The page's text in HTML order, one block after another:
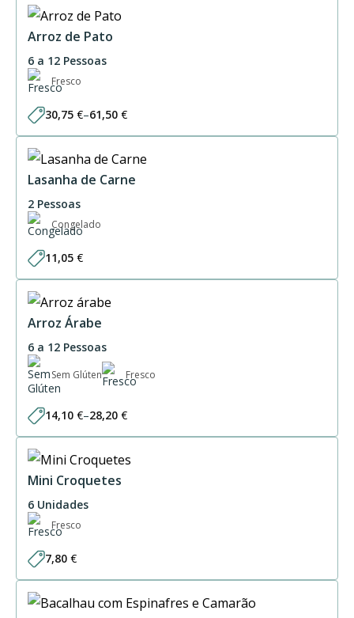
Arroz de Pato
6 a 12 Pessoas
Fresco
30,75 €–61,50 €
Price
range:
through
61,50 €
Lasanha de Carne
2 Pessoas
Congelado
11,05 €
Arroz Árabe
6 a 12 Pessoas
Sem Glúten Fresco
14,10 €–28,20 €
Price
range:
through
28,20 €
Mini Croquetes
6 Unidades
Fresco
7,80 €